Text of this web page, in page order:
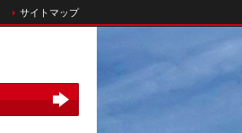
サイトマップ